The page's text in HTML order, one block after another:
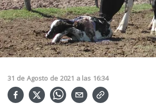
31 de Agosto de 2021 a las 16:34